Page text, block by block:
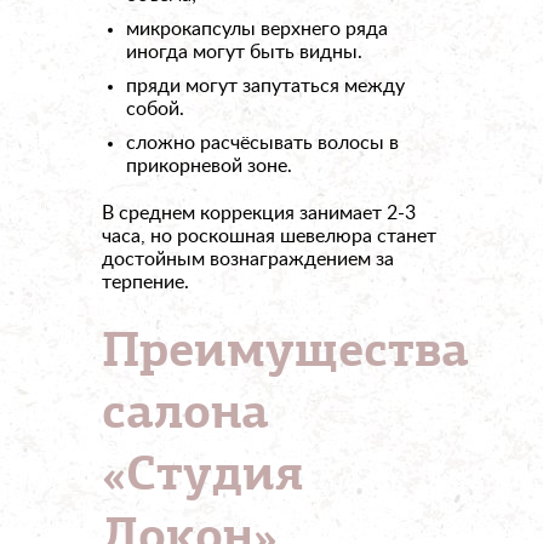
микрокапсулы верхнего ряда
иногда могут быть видны.
пряди могут запутаться между
собой.
сложно расчёсывать волосы в
прикорневой зоне.
В среднем коррекция занимает 2-3
часа, но роскошная шевелюра станет
достойным вознаграждением за
терпение.
Преимущества
салона
«Студия